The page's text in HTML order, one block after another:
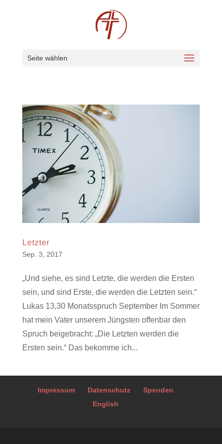
Seite wählen
Letzter
Sep. 3, 2017
„Und siehe, es sind Letzte, die werden die Ersten
sein, und sind Erste, die werden die Letzten sein.“
Lukas 13,30 Monatsspruch September Im Sommer
hat mein Vater unserem Jüngsten offenbar den
Spruch beigebracht: „Die Letzten werden die
Ersten sein.“ Das bekomme ich...
Impressum Datenschutz
Spenden
English